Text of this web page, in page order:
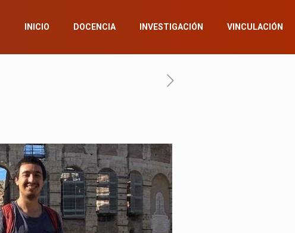
INICIO DOCENCIA INVESTIGACIÓN VINCULACIÓN